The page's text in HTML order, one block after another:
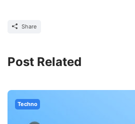
Share
Post Related
Techno